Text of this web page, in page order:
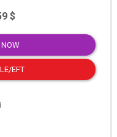
$
EFT